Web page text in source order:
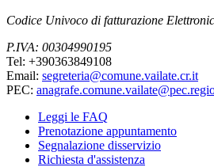
Codice Univoco di fatturazione
P.IVA: 00304990195
Tel: +390363849108
Email: segreteria@comune.vailate.cr.it
PEC:
Leggi le FAQ
Prenotazione appuntamento
Segnalazione disservizio
Richiesta d'assistenza